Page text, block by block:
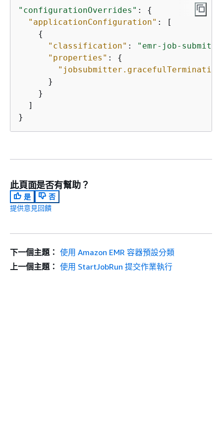
"configurationOverrides" : {
"applicationConfiguration" : [
{
"classification" :
"emr-job-
"properties" : {
      }
    }
  ]
}
此頁面是否有幫助？
是
否
提供意見回饋
下一個主題： 使用 Amazon EMR 容器預設分類
上一個主題： 使用 StartJobRun 提交作業執行